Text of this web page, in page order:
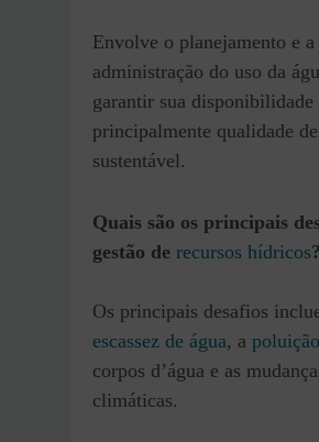
Envolve o planejamento e a
administração do uso da
garantir sua disponibilidade
principalmente qualidade
sustentável.
Quais são os principais
gestão de recursos hídricos?
Os principais desafios
escassez de água, a poluição
corpos d’água e as
climáticas.